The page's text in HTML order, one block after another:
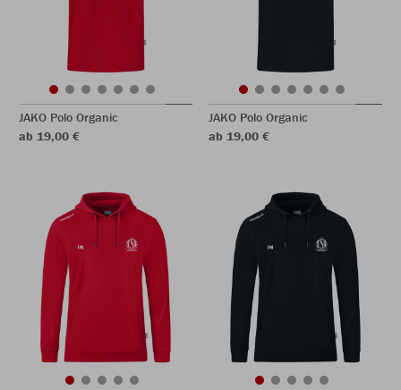
JAKO Polo Organic
ab 19,00 €
JAKO Polo Organic
ab 19,00 €